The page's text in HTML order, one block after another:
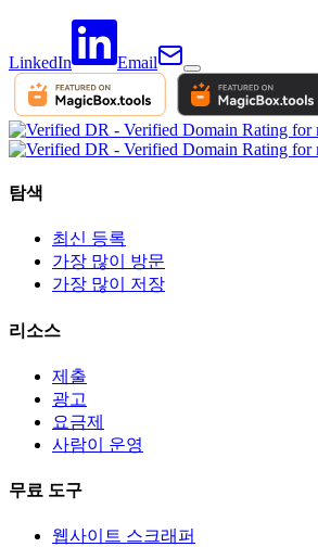
LinkedIn Email
탐색
최신 등록
가장 많이 방문
가장 많이 저장
리소스
제출
광고
요금제
사람이 운영
무료 도구
웹사이트 스크래퍼